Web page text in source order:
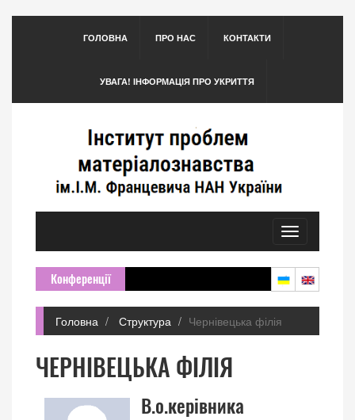
ГОЛОВНА ПРО НАС КОНТАКТИ
УВАГА! ІНФОРМАЦІЯ ПРО УКРИТТЯ
Toggle
navigation
Конференції
Головна Структура Чернівецька філія
ЧЕРНІВЕЦЬКА ФІЛІЯ
В.о.керівника